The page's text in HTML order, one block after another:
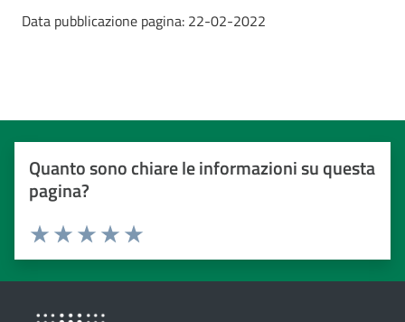
Data pubblicazione pagina: 22-02-2022
Quanto sono chiare le informazioni su questa
pagina?
Valuta da 1 a 5 stelle
Valuta 5 stelle su 5
Valuta 4 stelle su 5
Valuta 3 stelle su 5
Valuta 2 stelle su 5
Valuta 1 stelle su 5